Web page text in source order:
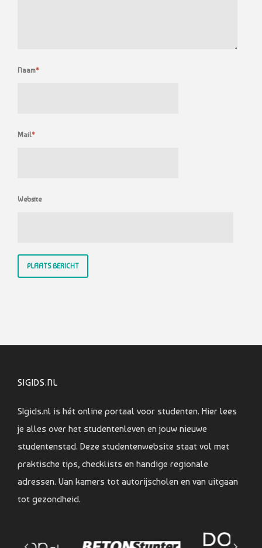
Naam*
Mail*
Website
SIGIDS.NL
SIgids.nl is hét online portaal voor studenten. Hier lees
je alles over het studentenleven en jouw nieuwe
studentenstad. Deze studentenwebsite staat vol met
praktische tips, checklists en handige regionale
adressen. Van kamers tot autorijscholen en van uitgaan
tot gezondheid.